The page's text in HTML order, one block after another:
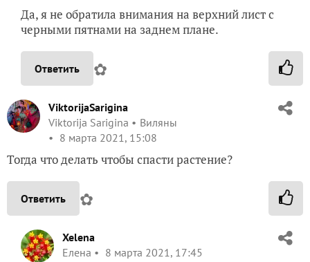
Да, я не обратила внимания на верхний лист с
черными пятнами на заднем плане.
Ответить ✿
ViktorijaSarigina
Viktorija Sarigina
Виляны
8 марта 2021, 15:08
Тогда что делать чтобы спасти растение?
Ответить ✿
Xelena
Елена
8 марта 2021, 17:45